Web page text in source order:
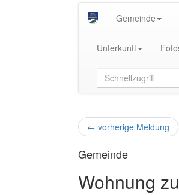
Gemeinde
Unterkunft
← vorherige Meldung
Gemeinde
Wohnung